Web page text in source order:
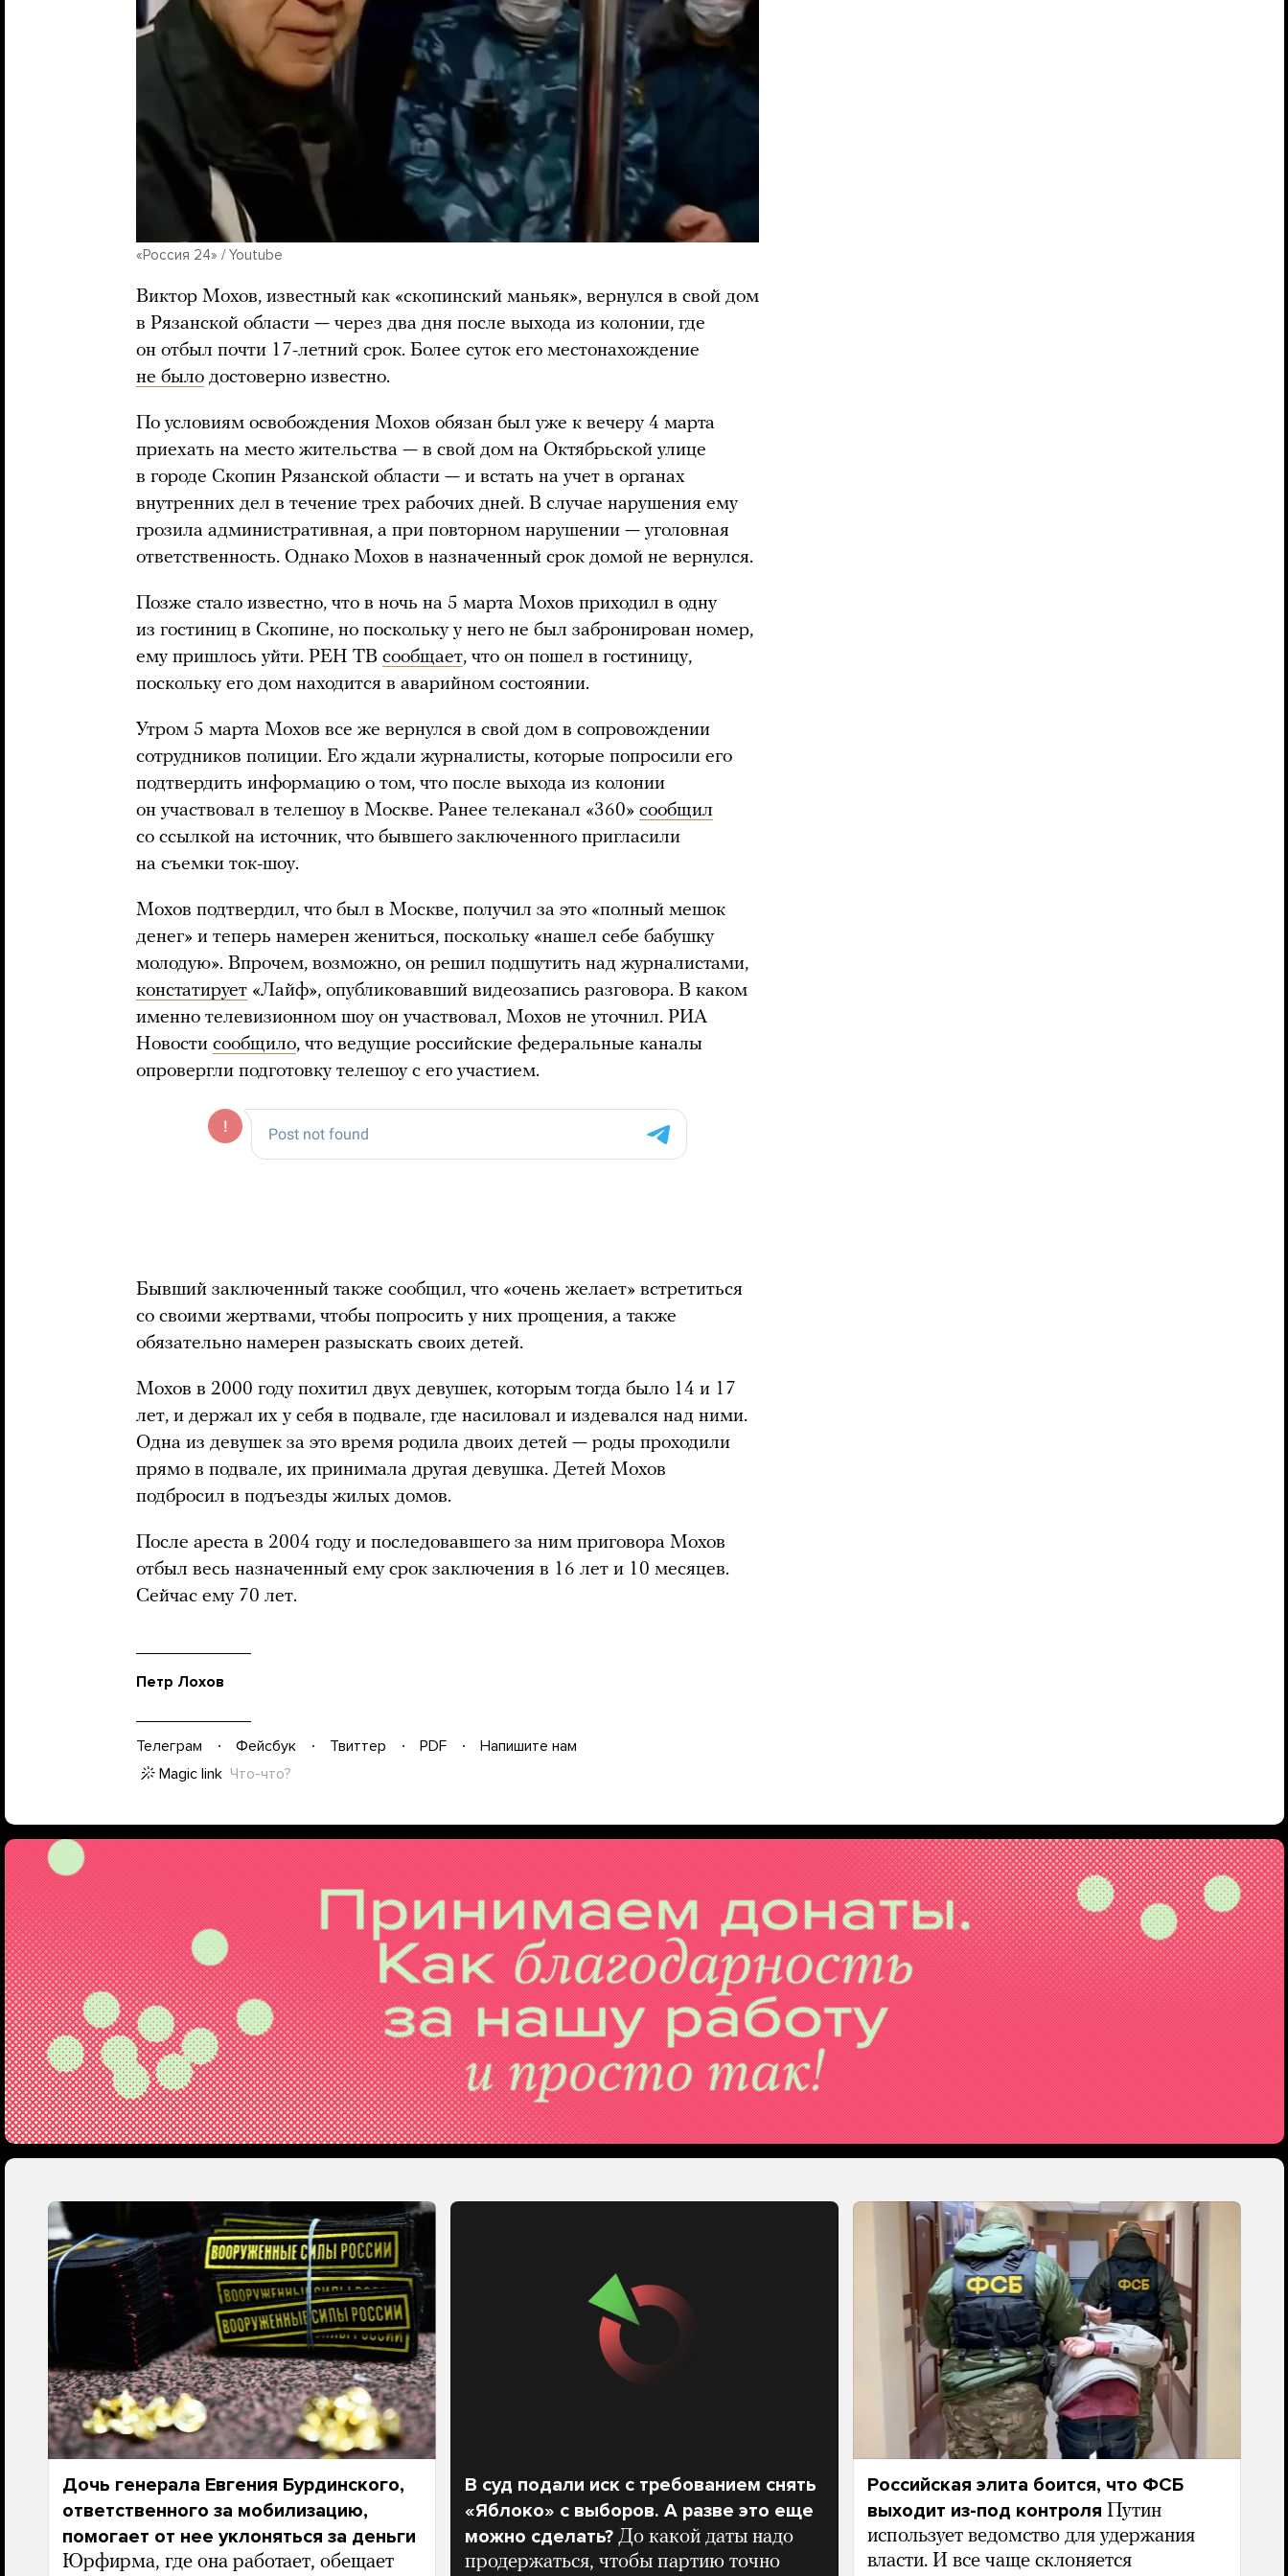
«Россия 24» / Youtube
Виктор Мохов, известный как «скопинский маньяк», вернулся в свой дом
в Рязанской области — через два дня после выхода из колонии, где
он отбыл почти 17-летний срок. Более суток его местонахождение
не было достоверно известно.
По условиям освобождения Мохов обязан был уже к вечеру 4 марта
приехать на место жительства — в свой дом на Октябрьской улице
в городе Скопин Рязанской области — и встать на учет в органах
внутренних дел в течение трех рабочих дней. В случае нарушения ему
грозила административная, а при повторном нарушении — уголовная
ответственность. Однако Мохов в назначенный срок домой не вернулся.
Позже стало известно, что в ночь на 5 марта Мохов приходил в одну
из гостиниц в Скопине, но поскольку у него не был забронирован номер,
ему пришлось уйти. РЕН ТВ сообщает, что он пошел в гостиницу,
поскольку его дом находится в аварийном состоянии.
Утром 5 марта Мохов все же вернулся в свой дом в сопровождении
сотрудников полиции. Его ждали журналисты, которые попросили его
подтвердить информацию о том, что после выхода из колонии
он участвовал в телешоу в Москве. Ранее телеканал «360» сообщил
со ссылкой на источник, что бывшего заключенного пригласили
на съемки ток-шоу.
Мохов подтвердил, что был в Москве, получил за это «полный мешок
денег» и теперь намерен жениться, поскольку «нашел себе бабушку
молодую». Впрочем, возможно, он решил подшутить над журналистами,
констатирует «Лайф», опубликовавший видеозапись разговора. В каком
именно телевизионном шоу он участвовал, Мохов не уточнил. РИА
Новости сообщило, что ведущие российские федеральные каналы
опровергли подготовку телешоу с его участием.
Бывший заключенный также сообщил, что «очень желает» встретиться
со своими жертвами, чтобы попросить у них прощения, а также
обязательно намерен разыскать своих детей.
Мохов в 2000 году похитил двух девушек, которым тогда было 14 и 17
лет, и держал их у себя в подвале, где насиловал и издевался над ними.
Одна из девушек за это время родила двоих детей — роды проходили
прямо в подвале, их принимала другая девушка. Детей Мохов
подбросил в подъезды жилых домов.
После ареста в 2004 году и последовавшего за ним приговора Мохов
отбыл весь назначенный ему срок заключения в 16 лет и 10 месяцев.
Сейчас ему 70 лет.
Петр Лохов
Телеграм Фейсбук Твиттер PDF
Напишите нам
Magic link Что-что?
Дочь генерала Евгения Бурдинского,
ответственного за мобилизацию,
помогает от нее уклоняться за деньги
Юрфирма, где она работает, обещает
В суд подали иск с требованием снять
«Яблоко» с выборов. А разве это еще
можно сделать? До какой даты надо
продержаться, чтобы партию точно
Российская элита боится, что ФСБ
выходит из-под контроля Путин
использует ведомство для удержания
власти. И все чаще склоняется